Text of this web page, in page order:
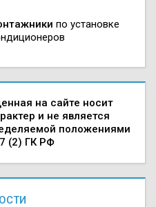
по установке
на сайте носит
и не является
положениями
(2) ГК РФ